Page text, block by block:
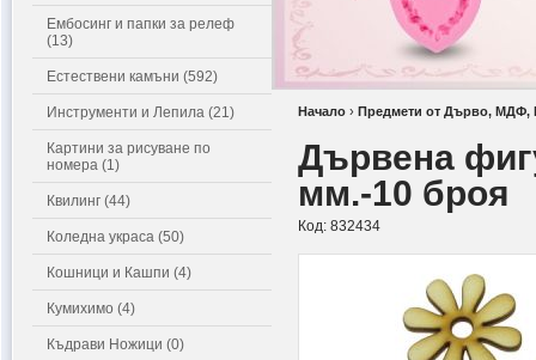
Ембосинг и папки за релеф
(13)
Естествени камъни (592)
Инструменти и Лепила (21)
Картини за рисуване по
номера (1)
Квилинг (44)
Коледна украса (50)
Кошници и Кашпи (4)
Кумихимо (4)
Къдрави Ножици (0)
Начало › Предмети от Дърво, МДФ,
Дървена
мм.-10 броя
Код: 832434